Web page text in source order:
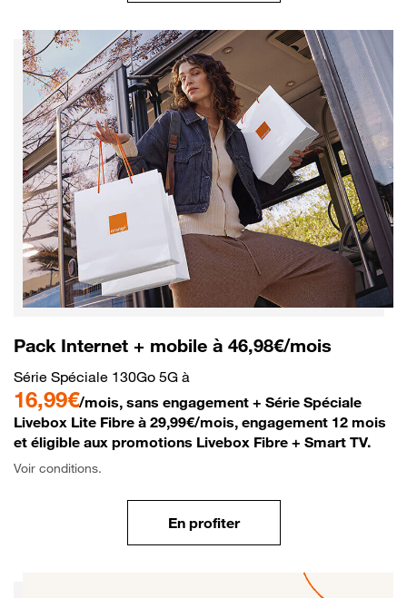
Pack Internet + mobile à 46,98€/mois
Série Spéciale 130Go 5G à
16,99€/mois, sans engagement + Série Spéciale
Livebox Lite Fibre à 29,99€/mois, engagement 12 mois
et éligible aux promotions Livebox Fibre + Smart TV.
Voir conditions.
En profiter